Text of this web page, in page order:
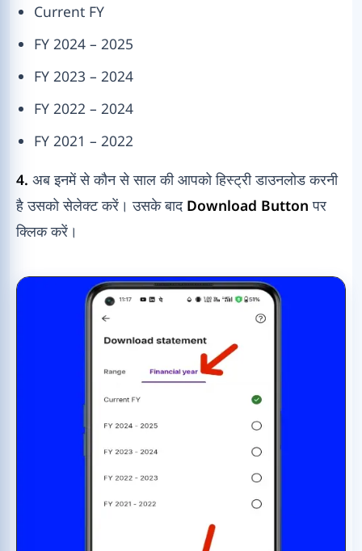
Current FY
FY 2024 – 2025
FY 2023 – 2024
FY 2022 – 2024
FY 2021 – 2022
4. अब इनमें से कौन से साल की आपको हिस्ट्री डाउनलोड करनी
है उसको सेलेक्ट करें। उसके बाद Download Button पर
क्लिक करें।